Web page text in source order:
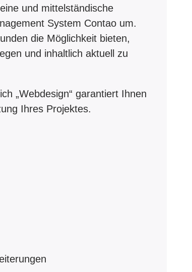
und mittelständische
System Contao um.
die Möglichkeit bieten,
und inhaltlich aktuell zu
„Webdesign“ garantiert Ihnen
Ihres Projektes.